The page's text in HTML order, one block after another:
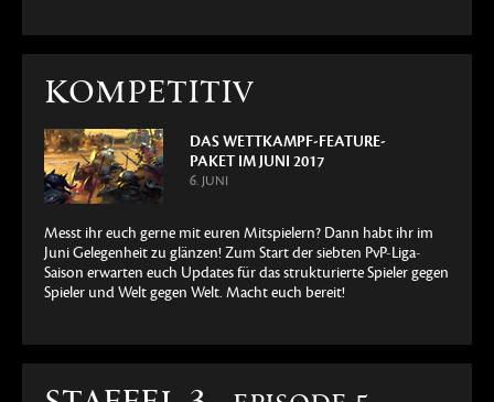
KOMPETITIV
DAS WETTKAMPF-FEATURE-
PAKET IM JUNI 2017
6. JUNI
Messt ihr euch gerne mit euren Mitspielern? Dann habt ihr im
Juni Gelegenheit zu glänzen! Zum Start der siebten PvP-Liga-
Saison erwarten euch Updates für das strukturierte Spieler gegen
Spieler und Welt gegen Welt. Macht euch bereit!